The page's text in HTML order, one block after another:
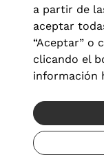
Aviso legal|
Política
a partir de
aceptar
“Aceptar” o
clicando el
información